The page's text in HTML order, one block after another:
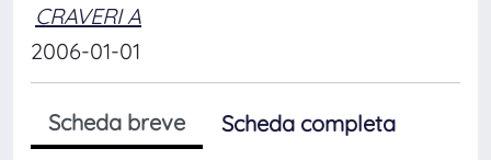
CRAVERI A
2006-01-01
Scheda breve
Scheda completa